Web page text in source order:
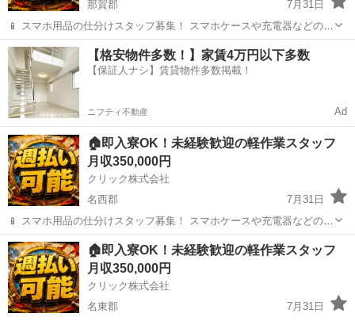
那賀郡
7月31日
📱 スマホ用品の仕分けスタッフ募集！ スマホケースや充電器などの仕
分け・検品を行うシンプルなお仕事です♪
━━━━━━━━━━━━━━━━ 📲 ご応募はこちら（24時間受付
中） https://lin.ee/...
徳島 那賀郡 工場
【格安物件多数！】家賃4万円以下多数
【保証人ナシ】賃貸物件多数掲載！
ニフティ不動産 Ad
🏠即入寮OK！未経験歓迎の軽作業スタッフ
月収350,000円
クリック株式会社
名西郡
7月31日
📱 スマホ用品の仕分けスタッフ募集！ スマホケースや充電器などの仕
分け・検品を行うシンプルなお仕事です♪
━━━━━━━━━━━━━━━━ 📲 ご応募はこちら（24時間受付
中） https://lin.ee/...
徳島 名西郡 工場
🏠即入寮OK！未経験歓迎の軽作業スタッフ
月収350,000円
クリック株式会社
名東郡
7月31日